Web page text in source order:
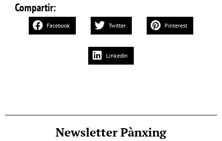
Compartir:
Facebook Twitter Pinterest
LinkedIn
Newsletter Pànxing